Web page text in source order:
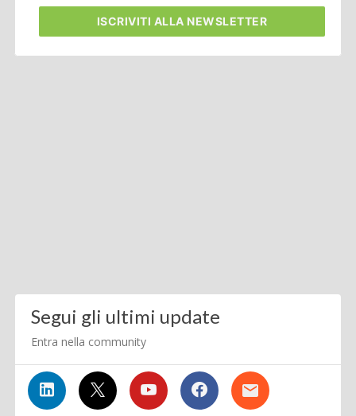
ISCRIVITI ALLA NEWSLETTER
Segui gli ultimi update
Entra nella community